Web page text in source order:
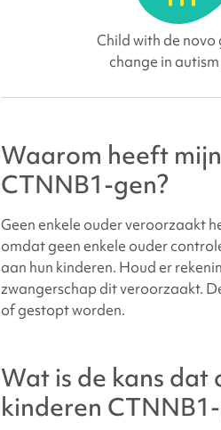
Child with de novo
change in
Waarom heeft
CTNNB1-gen?
Geen enkele ouder veroorzaakt
omdat geen enkele ouder
aan hun kinderen. Houd er
zwangerschap dit veroorzaakt.
of gestopt worden.
Wat is de kans
kinderen